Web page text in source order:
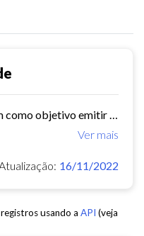
Ver mais
Atualização: 16/11/2022
usando a API (veja